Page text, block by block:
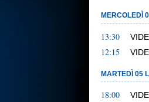
MERCOLEDÌ
13:30
12:15
MARTEDÌ 05
18:00